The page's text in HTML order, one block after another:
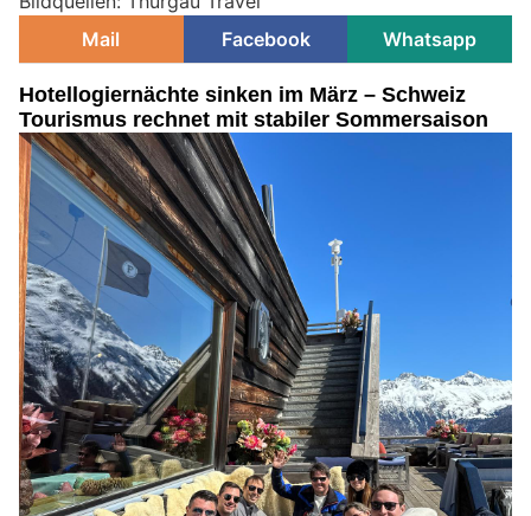
Mail
Facebook Whatsapp
Hotellogiernächte sinken im März – Schweiz
Tourismus rechnet mit stabiler Sommersaison